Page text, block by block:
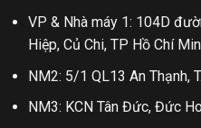
VP & Nhà máy 1: 104D
Hiệp, Củ Chi, TP Hồ Chí
NM2: 5/1 QL13 An Thạnh,
NM3: KCN Tân Đức, Đức